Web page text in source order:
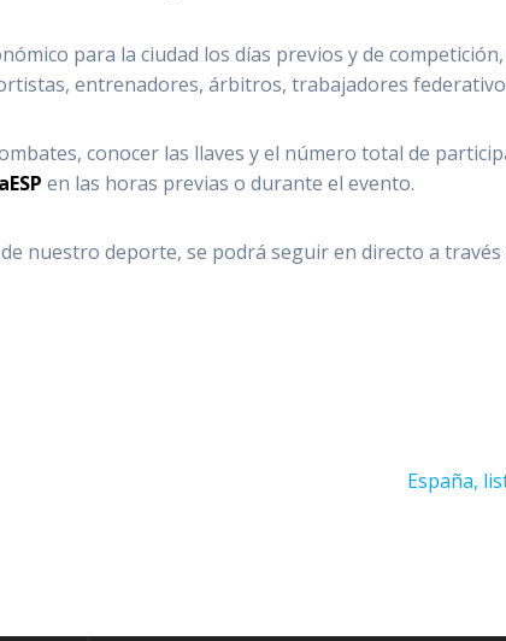
para la ciudad los días previos y de
entrenadores, árbitros, trabajadores
conocer las llaves y el número total de
en las horas previas o durante el evento.
nuestro deporte, se podrá seguir en directo a través
Siguiente
España,